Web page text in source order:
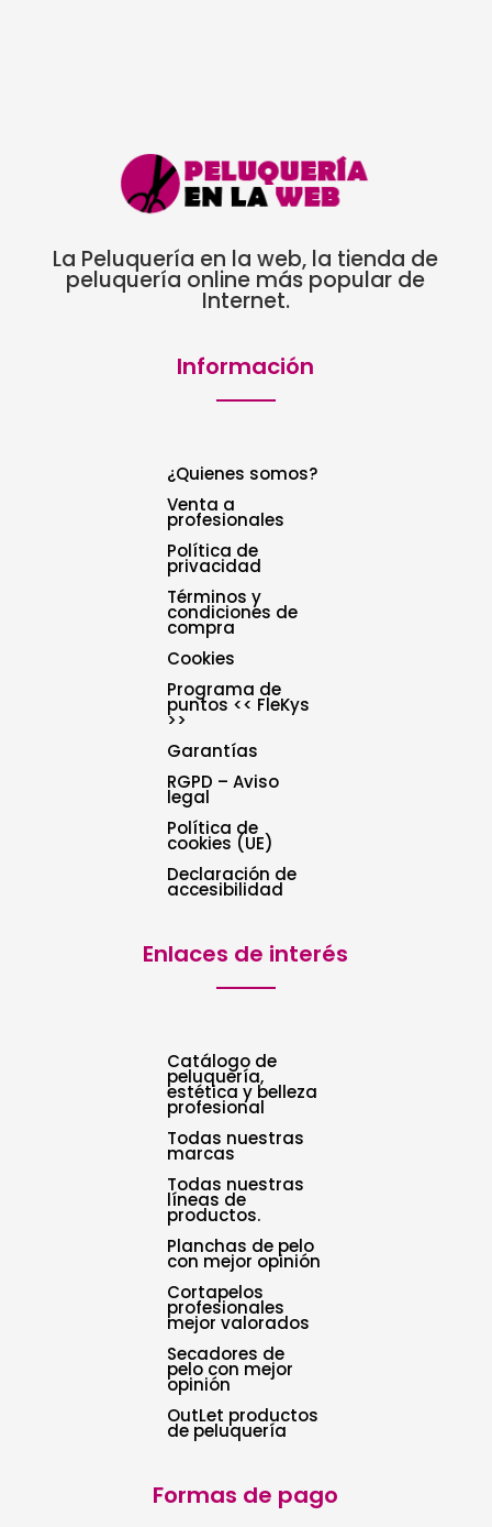
La Peluquería en la web, la tienda de
peluquería online más popular de
Internet.
Información
¿Quienes somos?
Venta a
profesionales
Política de
privacidad
Términos y
condiciones de
compra
Cookies
Programa de
puntos << FleKys
>>
Garantías
RGPD – Aviso
legal
Política de
cookies (UE)
Declaración de
accesibilidad
Enlaces de interés
Catálogo de
peluquería,
estética y belleza
profesional
Todas nuestras
marcas
Todas nuestras
líneas de
productos.
Planchas de pelo
con mejor opinión
Cortapelos
profesionales
mejor valorados
Secadores de
pelo con mejor
opinión
OutLet productos
de peluquería
Formas de pago